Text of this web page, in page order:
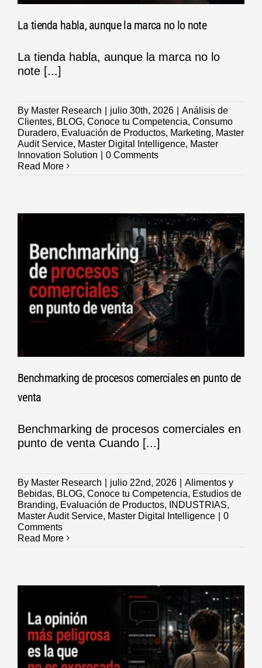
La tienda habla, aunque la marca no lo note
La tienda habla, aunque la marca no lo
note [...]
By Master Research julio 30th, 2026
Análisis de
Clientes, BLOG, Conoce tu Competencia, Consumo
Duradero, Evaluación de Productos, Marketing, Master
Audit Service, Master Digital Intelligence, Master
Innovation Solution
0 Comments
Read More
Benchmarking de procesos comerciales en punto de
venta
Benchmarking de procesos comerciales en
punto de venta Cuando [...]
By Master Research julio 22nd, 2026
Alimentos y
Bebidas, BLOG, Conoce tu Competencia, Estudios de
Branding, Evaluación de Productos, INDUSTRIAS,
Master Audit Service, Master Digital Intelligence
0
Comments
Read More